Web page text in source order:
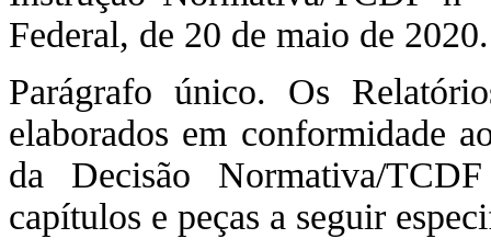
Federal, de 20 de maio de 2020.
Parágrafo único. Os
elaborados em conformidade
da Decisão Normativa/
capítulos e peças a seguir